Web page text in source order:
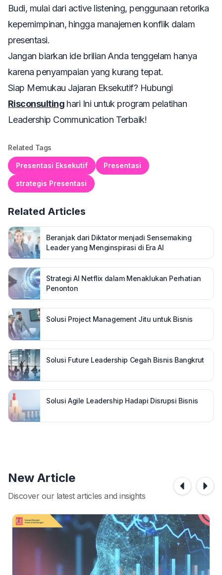
Budi, mulai dari active listening, penggunaan retorika
kepemimpinan, hingga manajemen konflik dalam
presentasi.
Jangan biarkan ide brilian Anda tenggelam hanya
karena penyampaian yang kurang tepat.
Siap Memukau Jajaran Eksekutif? Hubungi
Risconsultinghari Ini untuk program pelatihan
Leadership Communication Terbaik!
Related Tags
Presentasi Eksekutif Presentasi
strategis Presentasi
Related Articles
Beranjak dari Diktator menjadi Sensemaking
Leader yang Menginspirasi di Era AI
Strategi AI Netflix dalam Menaklukan Perhatian
Penonton
Solusi Project Management Jitu untuk Bisnis
Solusi Future Leadership Cegah Bisnis Bangkrut
Solusi Agile Leadership Hadapi Disrupsi Bisnis
New Article
Discover our latest articles and insights